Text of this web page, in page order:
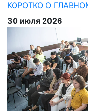
КОРОТКО О
30 июля 2026